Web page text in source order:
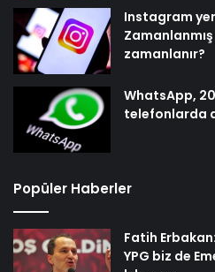
Instagram
zamanlanır?
WhatsApp,
telefonlarda
Popüler Haberler
Fatih
YPG biz de